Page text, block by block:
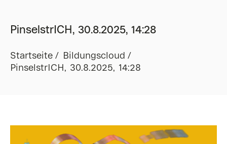
PinselstrICH, 30.8.2025, 14:28
Startseite
Bildungscloud
PinselstrICH, 30.8.2025, 14:28